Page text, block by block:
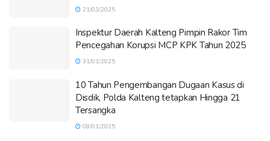
21/03/2025
Inspektur Daerah Kalteng Pimpin Rakor Tim
Pencegahan Korupsi MCP KPK Tahun 2025
31/01/2025
10 Tahun Pengembangan Dugaan Kasus di
Disdik, Polda Kalteng tetapkan Hingga 21
Tersangka
08/01/2025